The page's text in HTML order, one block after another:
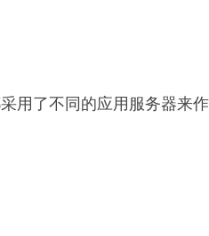
用了不同的应用服务器来作